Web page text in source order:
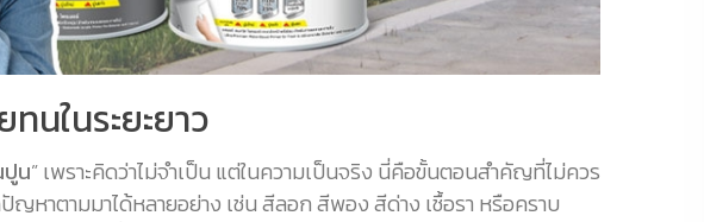
ในระยะยาว
น” เพราะคิดว่าไม่จำเป็น แต่ในความเป็นจริง นี่คือขั้นตอนสำคัญที่ไม่ควร
ญหาตามมาได้หลายอย่าง เช่น สีลอก สีพอง สีด่าง เชื้อรา หรือคราบ